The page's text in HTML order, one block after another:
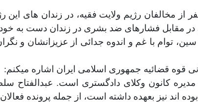
از مخالفان رژیم ولایت فقیه، در زندان های
در مقابل فشارهای ضد بشری در زندان دست به
توام با غم و اندوه جدائی از عزیزانشان و
قوه قضائیه جمهوری اسلامی ایران اشاره میکنم:
کانون وکلای دادگستری است. عبدالفتاح
اند نیز بعهده داشته است، از جمله پرونده